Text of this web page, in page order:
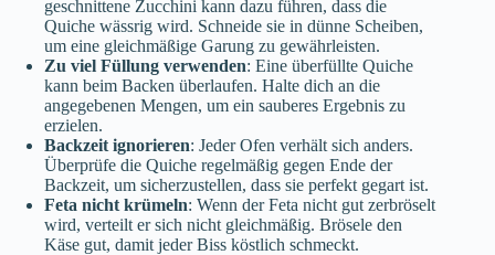
geschnittene Zucchini kann dazu führen, dass die
Quiche wässrig wird. Schneide sie in dünne Scheiben,
um eine gleichmäßige Garung zu gewährleisten.
Zu viel Füllung verwenden: Eine überfüllte Quiche
kann beim Backen überlaufen. Halte dich an die
angegebenen Mengen, um ein sauberes Ergebnis zu
erzielen.
Backzeit ignorieren: Jeder Ofen verhält sich anders.
Überprüfe die Quiche regelmäßig gegen Ende der
Backzeit, um sicherzustellen, dass sie perfekt gegart ist.
Feta nicht krümeln: Wenn der Feta nicht gut zerbröselt
wird, verteilt er sich nicht gleichmäßig. Brösele den
Käse gut, damit jeder Biss köstlich schmeckt.